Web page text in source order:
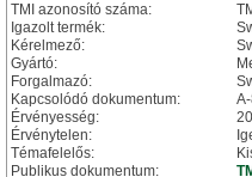
TMI azonosító száma:
Igazolt termék:
Kérelmező:
Gyártó:
Forgalmazó:
Kapcsolódó dokumentum:
Érvényesség:
Érvénytelen:
Témafelelős:
Publikus dokumentum: